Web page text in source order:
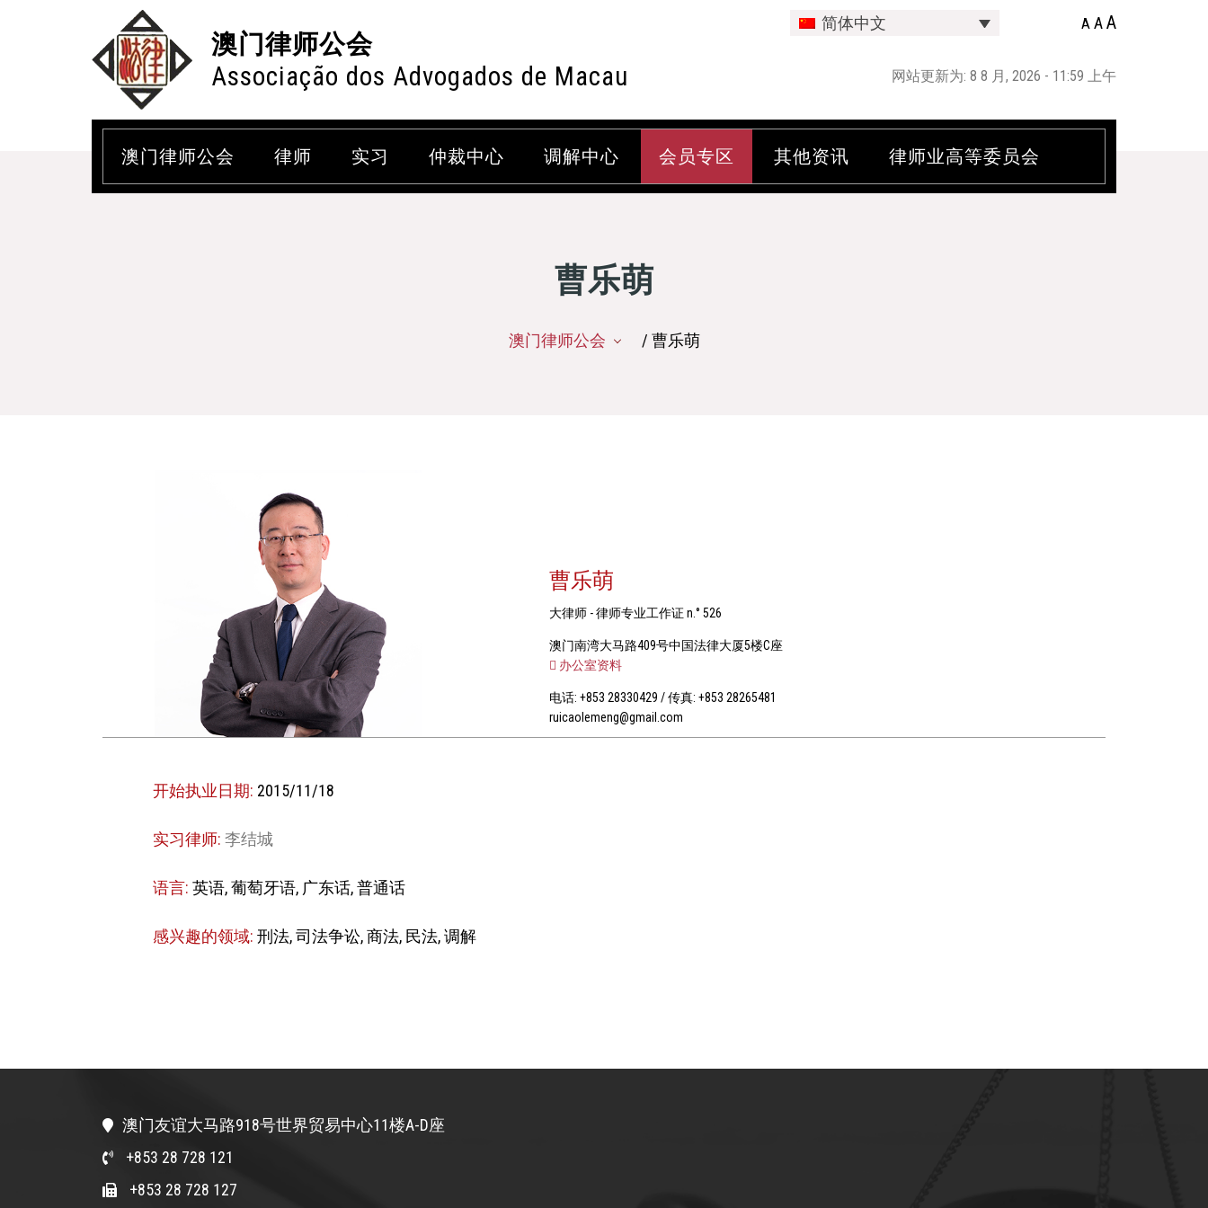
澳门律师公会
Associação dos Advogados de Macau
简体中文 A AA
网站更新为: 8 8 月, 2026 - 11:59 上午
澳门律师公会 律师 实习 仲裁中心 调解中心 会员专区 其他资讯 律师业高等委员会
曹乐萌
澳门律师公会 / 曹乐萌
曹乐萌
大律师 - 律师专业工作证 n.° 526
澳门南湾大马路409号中国法律大厦5楼C座
办公室资料
电话: +853 28330429 / 传真: +853 28265481
ruicaolemeng@gmail.com
开始执业日期: 2015/11/18
实习律师: 李结城
语言: 英语, 葡萄牙语, 广东话, 普通话
感兴趣的领域: 刑法, 司法争讼, 商法, 民法, 调解
澳门友谊大马路918号世界贸易中心11楼A-D座
+853 28 728 121
+853 28 728 127